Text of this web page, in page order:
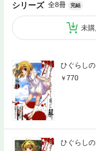
シリーズ 全8冊 完結
未
ひぐらし
770
ひぐらし